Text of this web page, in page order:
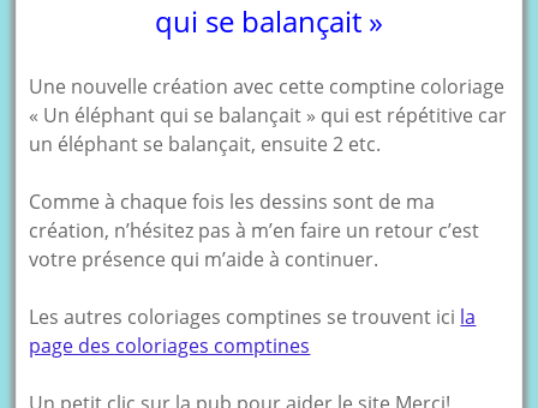
qui se balançait »
Une nouvelle création avec cette comptine coloriage
« Un éléphant qui se balançait » qui est répétitive car
un éléphant se balançait, ensuite 2 etc.
Comme à chaque fois les dessins sont de ma
création, n’hésitez pas à m’en faire un retour c’est
votre présence qui m’aide à continuer.
Les autres coloriages comptines se trouvent ici la
page des coloriages comptines